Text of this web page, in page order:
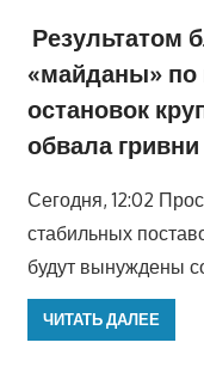
Результатом
«майданы» по
остановок
обвала
Сегодня, 12:02
стабильных
будут вынуждены
ЧИТАТЬ ДАЛЕЕ